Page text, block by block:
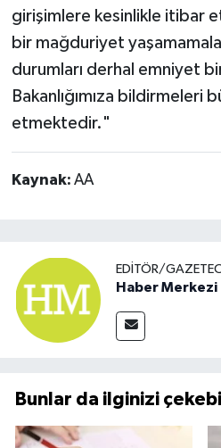
girişimlere kesinlikle itibar
bir mağduriyet
durumları derhal emniyet
Bakanlığımıza bildirmeleri
etmektedir."
Kaynak: AA
EDITÖR/
Haber Merkezi
Bunlar da ilginizi